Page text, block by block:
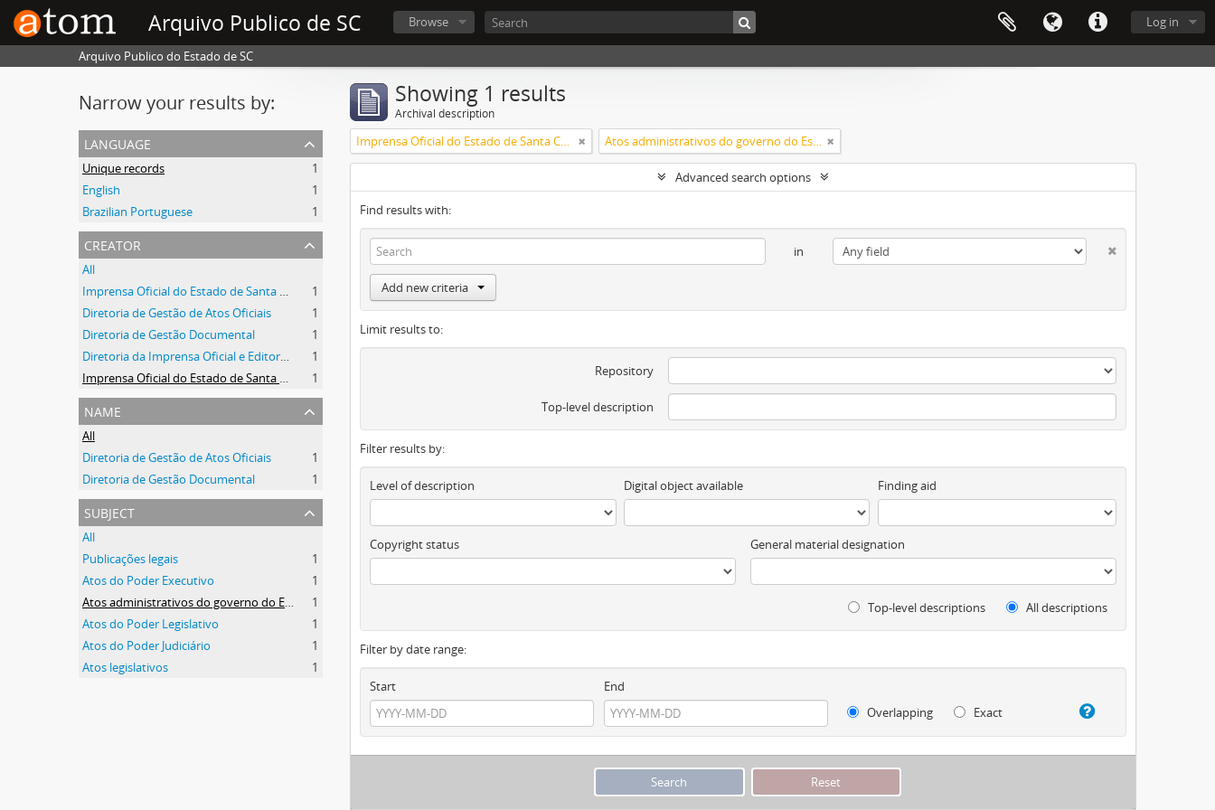
Arquivo Publico de SC Log in
Browse
Arquivo Publico do Estado de SC
Narrow your results by:
language
Unique records
1
English
1
Brazilian Portuguese
1
creator
All
Imprensa Oficial do Estado de Santa Catarina
1
Diretoria de Gestão de Atos Oficiais
1
Diretoria de Gestão Documental
1
Diretoria da Imprensa Oficial e Editora de Santa Catarina
1
Imprensa Oficial do Estado de Santa Catarina S/A
1
name
All
Diretoria de Gestão de Atos Oficiais
1
Diretoria de Gestão Documental
1
subject
All
Publicações legais
1
Atos do Poder Executivo
1
Atos administrativos do governo do Estado
1
Atos do Poder Legislativo
1
Atos do Poder Judiciário
1
Atos legislativos
1
Showing 1 results
Archival description
Imprensa Oficial do Estado de Santa Catarina S/A Atos administrativos do governo do Estado
Advanced search options
Find results with:
in
Add new criteria
Limit results to:
Repository
Top-level description
Filter results by:
Level of description Digital object available Finding aid
Copyright status General material designation
Top-level descriptions All descriptions
Filter by date range:
Start
End
Overlapping
Exact